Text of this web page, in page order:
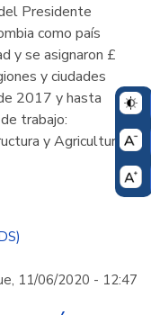
Presidente
como país
y se asignaron £
y ciudades
2017 y hasta
trabajo:
y Agricultura.
11/06/2020 - 12:47